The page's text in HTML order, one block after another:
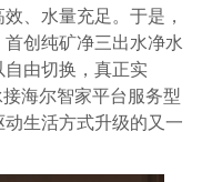
、水量充足。于是，
创纯矿净三出水净水
由切换，真正实
海尔智家平台服务型
生活方式升级的又一